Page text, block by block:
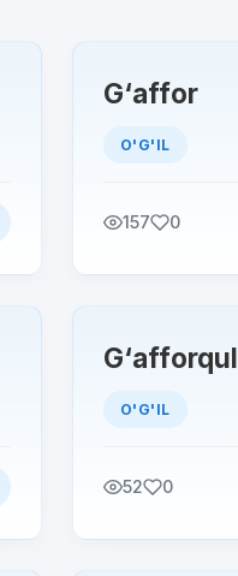
G‘affor
O'G'IL
157 0
G‘afforqul
O'G'IL
52 0